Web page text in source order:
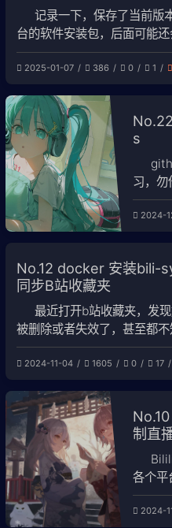
记录一下，保存了当前版
台的软件安装包，后面可能还
到。教程取自淘宝，仅作为记
官网中下载CLion 将压缩包解
2025-01-07 386 0 1
s
习，
2024-
No.12 docker 安装bili-
同步B站收藏夹
最近打开b站收藏夹，发
被删除或者失效了，甚至都不
么内容，因此找到了bili-
工具来下载收藏夹视频，配
amtoaer/bili-sync: 由 Rust &
驱动的哔哩哔哩同步工具。
docker-com
2024-11-04 1605 0 17
制直
各个平
好存放
拟机
2024-